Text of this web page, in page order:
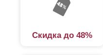
Скидка до 48%